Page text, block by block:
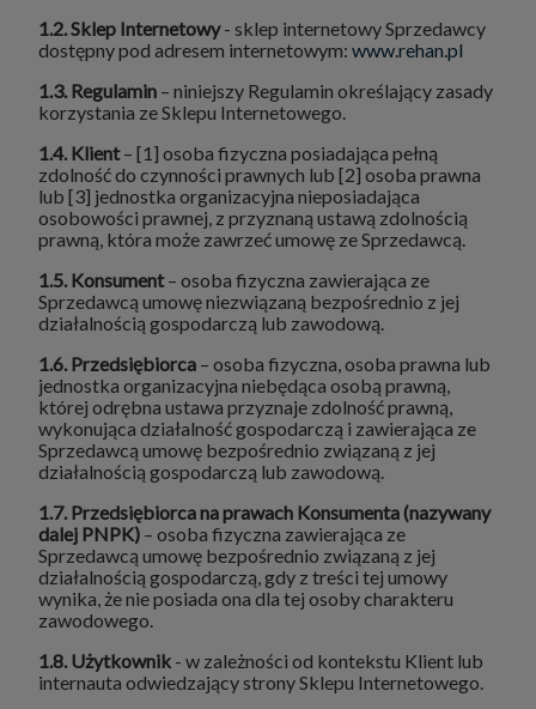
1.2.Sklep Internetowy- sklep internetowy Sprzedawcy
dostępny pod adresem internetowym: www.rehan.pl
1.3. Regulamin – niniejszy Regulamin określający zasady
korzystania ze Sklepu Internetowego.
1.4. Klient– [1] osoba fizyczna posiadająca pełną
zdolność do czynności prawnych lub [2] osoba prawna
lub [3] jednostka organizacyjna nieposiadająca
osobowości prawnej, z przyznaną ustawą zdolnością
prawną, która może zawrzeć umowę ze Sprzedawcą.
1.5. Konsument– osoba fizyczna zawierająca ze
Sprzedawcą umowę niezwiązaną bezpośrednio z jej
działalnością gospodarczą lub zawodową.
1.6. Przedsiębiorca – osoba fizyczna, osoba prawna lub
jednostka organizacyjna niebędąca osobą prawną,
której odrębna ustawa przyznaje zdolność prawną,
wykonująca działalność gospodarczą i zawierająca ze
Sprzedawcą umowę bezpośrednio związaną z jej
działalnością gospodarczą lub zawodową.
1.7. Przedsiębiorca na prawach Konsumenta (nazywany
dalej PNPK) – osoba fizyczna zawierająca ze
Sprzedawcą umowę bezpośrednio związaną z jej
działalnością gospodarczą, gdy z treści tej umowy
wynika, że nie posiada ona dla tej osoby charakteru
zawodowego.
1.8. Użytkownik - w zależności od kontekstu Klient lub
internauta odwiedzający strony Sklepu Internetowego.